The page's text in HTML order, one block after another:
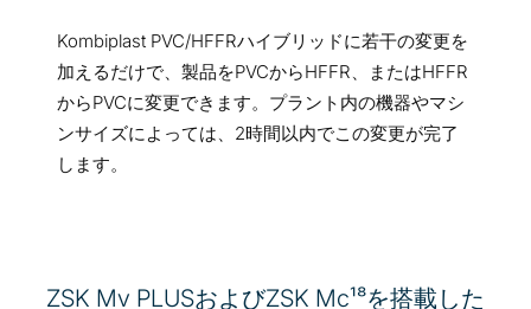
Kombiplast PVC/HFFRハイブリッドに若干の変更を
加えるだけで、製品をPVCからHFFR、またはHFFR
からPVCに変更できます。プラント内の機器やマシ
ンサイズによっては、2時間以内でこの変更が完了
します。
ZSK Mv PLUSおよびZSK Mc¹⁸を搭載した